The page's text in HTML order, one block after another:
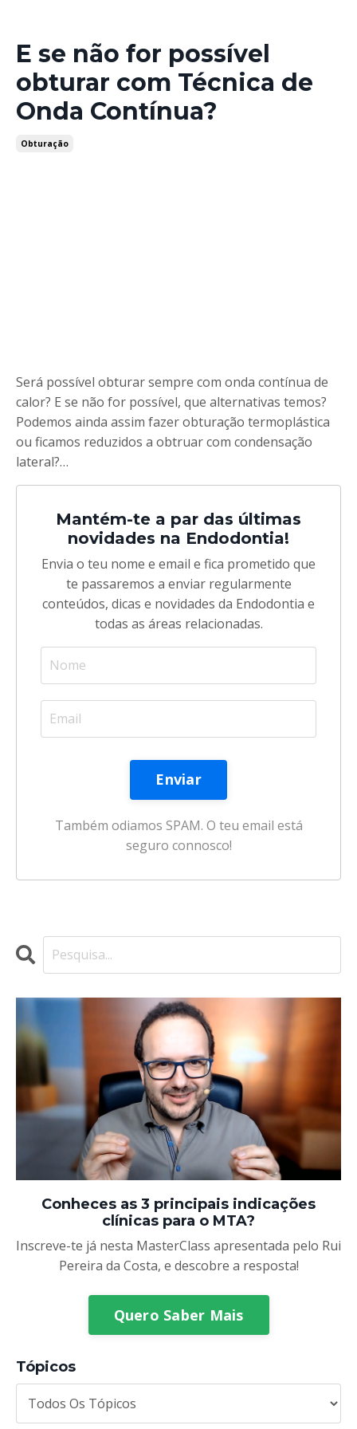
E se não for possível
obturar com Técnica de
Onda Contínua?
Obturação
Será possível obturar sempre com onda contínua de
calor? E se não for possível, que alternativas temos?
Podemos ainda assim fazer obturação termoplástica
ou ficamos reduzidos a obtruar com condensação
lateral?…
Mantém-te a par das últimas
novidades na Endodontia!
Envia o teu nome e email e fica prometido que
te passaremos a enviar regularmente
conteúdos, dicas e novidades da Endodontia e
todas as áreas relacionadas.
Enviar
Também odiamos SPAM. O teu email está
seguro connosco!
Conheces as 3 principais indicações
clínicas para o MTA?
Inscreve-te já nesta MasterClass apresentada pelo Rui
Pereira da Costa, e descobre a resposta!
Quero Saber Mais
Tópicos